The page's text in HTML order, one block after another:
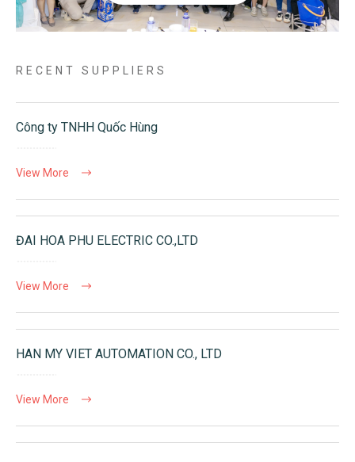
RECENT SUPPLIERS
Công ty TNHH Quốc Hùng
View More
ĐAI HOA PHU ELECTRIC CO.,LTD
View More
HAN MY VIET AUTOMATION CO., LTD
View More